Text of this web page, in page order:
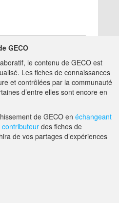
AIDE
NOUS CONTACTER
GECO
le contenu de GECO est
Les fiches de connaissances
et contrôlées par la communauté
d’entre elles sont encore en
de GECO en échangeant
des fiches de
de vos partages d’expériences